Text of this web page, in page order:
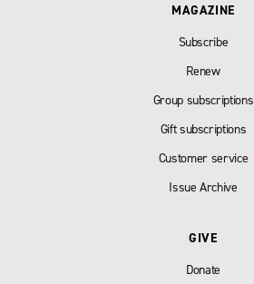
MAGAZINE
Subscribe
Renew
Group subscriptions
Gift subscriptions
Customer service
Issue Archive
GIVE
Donate